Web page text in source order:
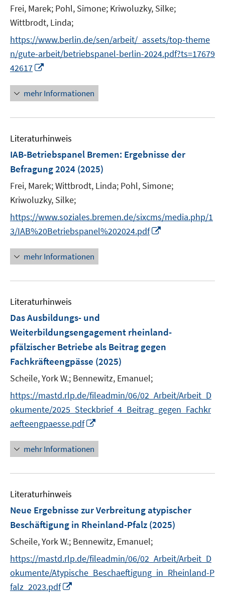
s
t
r
ö
f
f
n
n
Frei, Marek; Pohl, Simone; Kriwoluzky, Silke;
Wittbrodt, Linda;
https://www.berlin.de/sen/arbeit/_assets/top-theme
n/gute-arbeit/betriebspanel-berlin-2024.pdf?ts=17679
42617
n
e
u
m
F
n
s
t
r
ö
f
f
e
n
mehr Informationen
Literaturhinweis
IAB-Betriebspanel Bremen: Ergebnisse der
Befragung 2024 (2025)
Frei, Marek;Wittbrodt, Linda; Pohl, Simone;
Kriwoluzky, Silke;
https://www.soziales.bremen.de/sixcms/media.php/1
3/IAB%20Betriebspanel%202024.pdf
u
n
s
ö
f
mehr Informationen
Literaturhinweis
Das Ausbildungs- und
Weiterbildungsengagement rheinland-
pfälzischer Betriebe als Beitrag gegen
Fachkräfteengpässe (2025)
Scheile, York W.; Bennewitz, Emanuel;
https://mastd.rlp.de/fileadmin/06/02_Arbeit/Arbeit_D
okumente/2025_Steckbrief_4_Beitrag_gegen_Fachkr
aefteengpaesse.pdf
e
u
F
e
n
s
t
e
r
mehr Informationen
Literaturhinweis
Neue Ergebnisse zur Verbreitung atypischer
Beschäftigung in Rheinland-Pfalz (2025)
Scheile, York W.; Bennewitz, Emanuel;
https://mastd.rlp.de/fileadmin/06/02_Arbeit/Arbeit_D
okumente/Atypische_Beschaeftigung_in_Rheinland-P
falz_2023.pdf